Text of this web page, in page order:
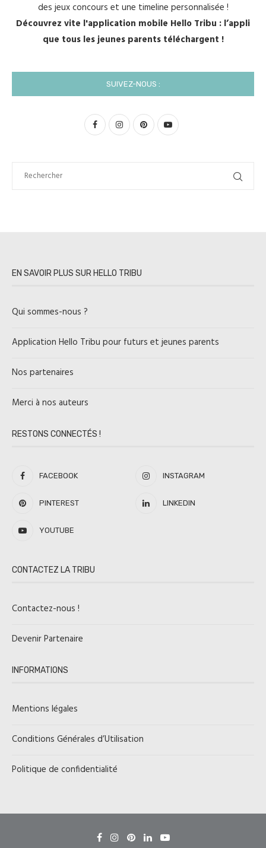
des jeux concours et une timeline personnalisée !
Découvrez vite l'application mobile Hello Tribu : l’appli
que tous les jeunes parents téléchargent !
SUIVEZ-NOUS :
EN SAVOIR PLUS SUR HELLO TRIBU
Qui sommes-nous ?
Application Hello Tribu pour futurs et jeunes parents
Nos partenaires
Merci à nos auteurs
RESTONS CONNECTÉS !
FACEBOOK INSTAGRAM
PINTEREST LINKEDIN
YOUTUBE
CONTACTEZ LA TRIBU
Contactez-nous !
Devenir Partenaire
INFORMATIONS
Mentions légales
Conditions Générales d’Utilisation
Politique de confidentialité